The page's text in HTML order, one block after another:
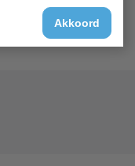
Akkoord
bekijken